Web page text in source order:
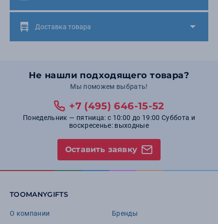
Доставка товара
Не нашли подходящего товара?
Мы поможем выбрать!
+7 (495) 646-15-52
Понедельник — пятница: с 10:00 до 19:00 Суббота и
воскресенье: выходные
Оставить заявку
TOOMANYGIFTS
О компании
Бренды